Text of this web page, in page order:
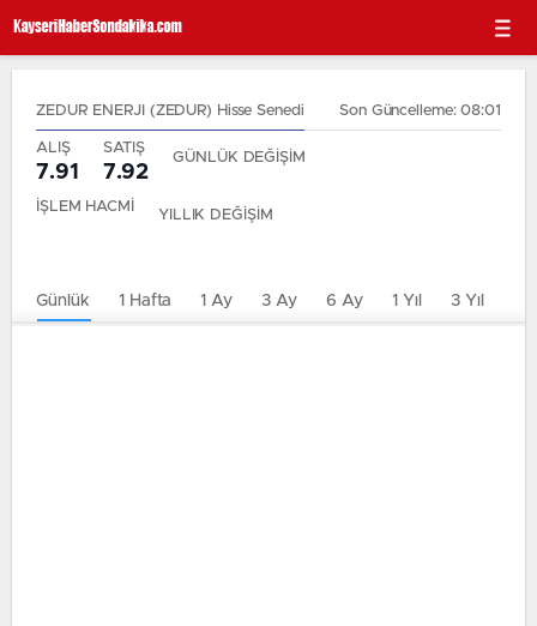
ZEDUR ENERJI (ZEDUR) Hisse Senedi Son Güncelleme: 08:01
ALIŞ
7.91
SATIŞ
7.92
GÜNLÜK DEĞİŞİM
İŞLEM HACMİ YILLIK DEĞİŞİM
Günlük 1 Hafta 1 Ay 3 Ay 6 Ay 1 Yıl 3 Yıl